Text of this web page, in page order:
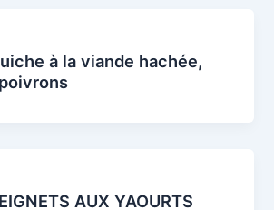
à la viande hachée,
AUX YAOURTS